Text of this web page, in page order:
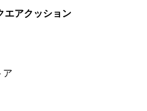
エアクッション
ア